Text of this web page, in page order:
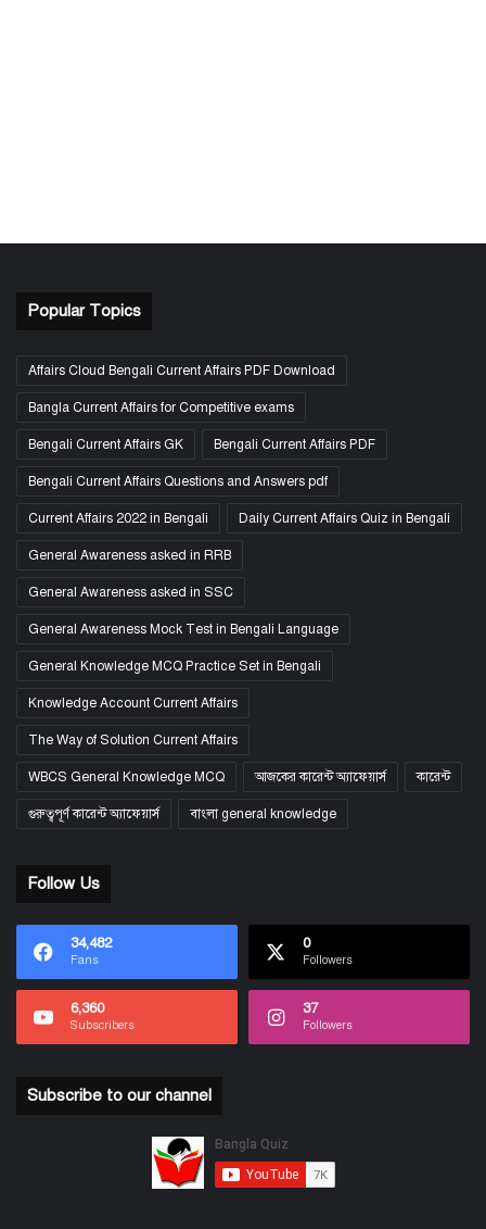
Popular Topics
Affairs Cloud Bengali Current Affairs PDF Download
Bangla Current Affairs for Competitive exams
Bengali Current Affairs GK Bengali Current Affairs PDF
Bengali Current Affairs Questions and Answers pdf
Current Affairs 2022 in Bengali Daily Current Affairs Quiz in Bengali
General Awareness asked in RRB
General Awareness asked in SSC
General Awareness Mock Test in Bengali Language
General Knowledge MCQ Practice Set in Bengali
Knowledge Account Current Affairs
The Way of Solution Current Affairs
WBCS General Knowledge MCQ আজকের কারেন্ট অ্যাফেয়ার্স কারেন্ট
গুরুত্বপূর্ণ কারেন্ট অ্যাফেয়ার্স বাংলা general knowledge
Follow Us
34,482
Fans
0
Followers
6,360
Subscribers
37
Followers
Subscribe to our channel